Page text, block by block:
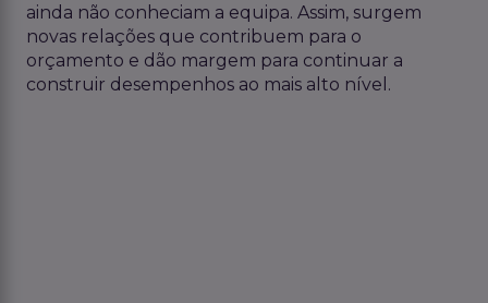
ainda não conheciam a equipa. Assim, surgem
novas relações que contribuem para o
orçamento e dão margem para continuar a
construir desempenhos ao mais alto nível.